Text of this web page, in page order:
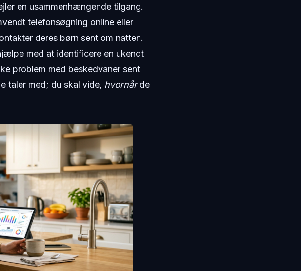
en usammenhængende tilgang.
telefonsøgning online eller
deres børn sent om natten.
med at identificere en ukendt
problem med beskedvaner sent
taler med; du skal vide, hvornårde